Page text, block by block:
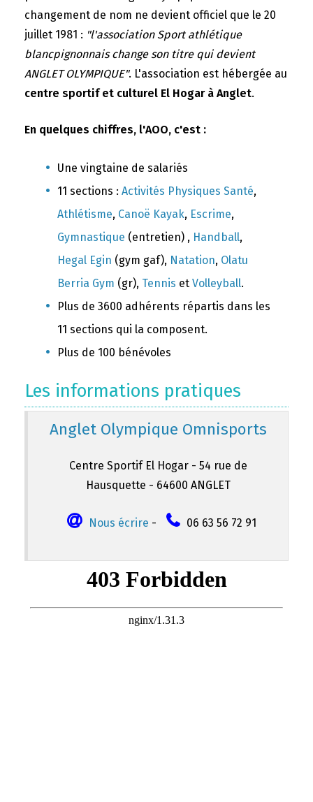
changement de nom ne devient officiel que le 20
juillet 1981 : "l'association Sport athlétique
blancpignonnais change son titre qui devient
ANGLET OLYMPIQUE". L'association est hébergée au
centre sportif et culturel El Hogar à Anglet.
En quelques chiffres, l'AOO, c'est :
Une vingtaine de salariés
11 sections : Activités Physiques Santé,
Athlétisme, Canoë Kayak, Escrime,
Gymnastique (entretien) , Handball,
Hegal Egin (gym gaf), Natation, Olatu
Berria Gym (gr), Tennis et Volleyball.
Plus de 3600 adhérents répartis dans les
11 sections qui la composent.
Plus de 100 bénévoles
Les informations pratiques
Anglet Olympique Omnisports
Centre Sportif El Hogar - 54 rue de
Hausquette - 64600 ANGLET
Nous écrire - 06 63 56 72 91